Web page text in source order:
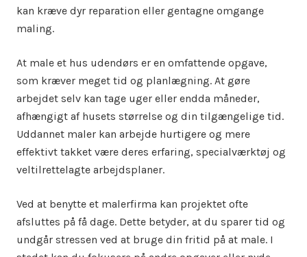
kan kræve dyr reparation eller gentagne omgange
maling.
At male et hus udendørs er en omfattende opgave,
som kræver meget tid og planlægning. At gøre
arbejdet selv kan tage uger eller endda måneder,
afhængigt af husets størrelse og din tilgængelige tid.
Uddannet maler kan arbejde hurtigere og mere
effektivt takket være deres erfaring, specialværktøj og
veltilrettelagte arbejdsplaner.
Ved at benytte et malerfirma kan projektet ofte
afsluttes på få dage. Dette betyder, at du sparer tid og
undgår stressen ved at bruge din fritid på at male. I